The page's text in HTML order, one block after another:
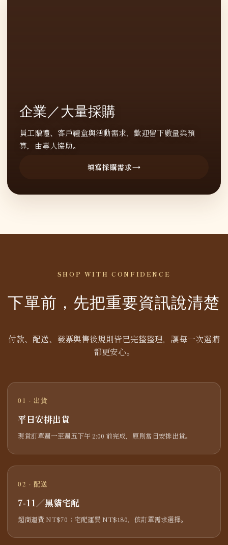
企業／大量採購
員工贈禮、客戶禮盒與活動需求，歡迎留下數量與預
算，由專人協助。
填寫採購需求
SHOP WITH CONFIDENCE
下單前，先把重要資訊說清楚
付款、配送、發票與售後規則皆已完整整理，讓每一次選購
都更安心。
01 · 出貨
平日安排出貨
現貨訂單週一至週五下午 2:00 前完成，原則當日安排出貨。
02 · 配送
7-11／黑貓宅配
超商運費 NT$70；宅配運費 NT$180，依訂單需求選擇。